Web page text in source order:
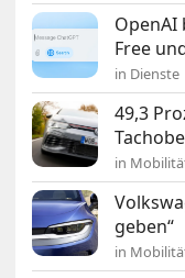
OpenAI
Free
in Dienste
49,3
in
geben“
in